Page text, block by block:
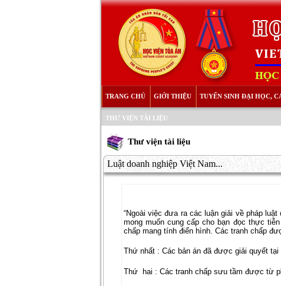
TRANG CHỦ GIỚI THIỆU TUYỂN SINH ĐẠI HỌC,
THƯ VIỆN TÀI LIỆU
Thư viện tài liệu
Luật doanh nghiệp Việt Nam...
“Ngoài việc đưa ra các luận giải về pháp
mong muốn cung cấp cho bạn đọc thực
chấp mang tính điển hình. Các tranh chấp
Thứ nhất : Các bản án đã được giải quyết tại
Thứ hai : Các tranh chấp sưu tầm được từ